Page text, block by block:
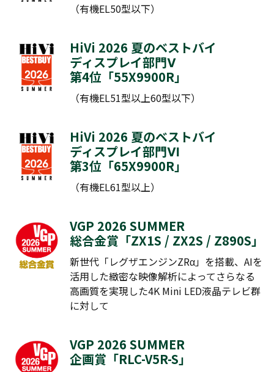
（有機EL50型以下）
HiVi 2026 夏のベストバイ
ディスプレイ部門Ⅴ
第4位「55X9900R」
（有機EL51型以上60型以下）
HiVi 2026 夏のベストバイ
ディスプレイ部門Ⅵ
第3位「65X9900R」
（有機EL61型以上）
VGP 2026 SUMMER
総合金賞「ZX1S / ZX2S / Z890S」
新世代「レグザエンジンZRα」を搭載、AIを
活用した緻密な映像解析によってさらなる
高画質を実現した4K Mini LED液晶テレビ群
に対して
VGP 2026 SUMMER
企画賞「RLC-V5R-S」